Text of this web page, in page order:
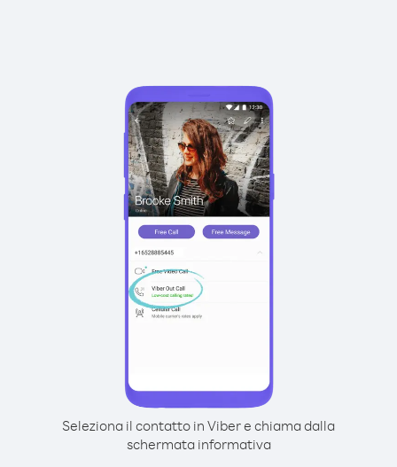
Seleziona il contatto in Viber e chiama dalla
schermata informativa